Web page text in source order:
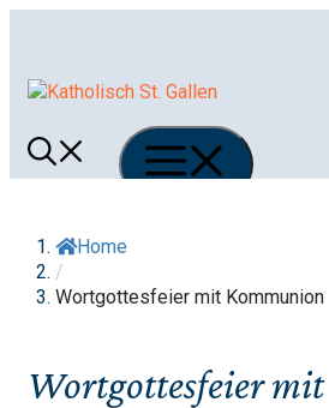
Menü
Home
/
Wortgottesfeier mit Kommunion
Wortgottesfeier mit